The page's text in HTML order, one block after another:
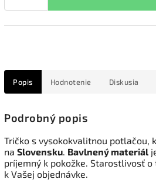
Popis Hodnotenie Diskusia
Podrobný popis
Tričko s vysokokvalitnou potlačou,
na Slovensku. Bavlnený materiál
príjemný k pokožke. Starostlivosť
k Vašej objednávke.